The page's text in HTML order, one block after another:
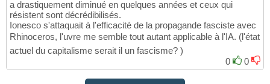
a drastiquement diminué en quelques années et ceux qui
résistent sont décrédibilisés.
Ionesco s'attaquait à l'efficacité de la propagande fasciste avec
Rhinoceros, l'uvre me semble tout autant applicable à l'IA. (l'état
actuel du capitalisme serait il un fascisme? )
0
0